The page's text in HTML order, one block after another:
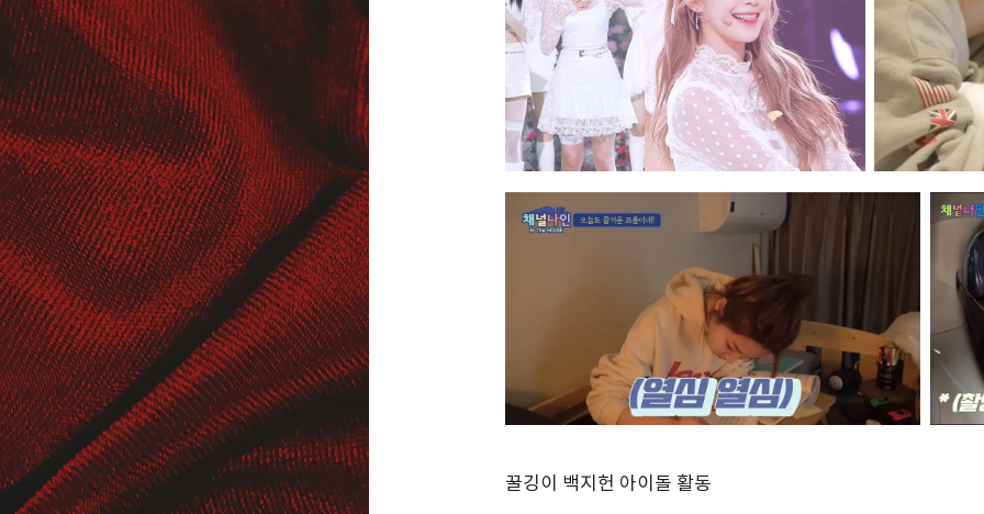
꿀깅이 백지헌 아이돌 활동